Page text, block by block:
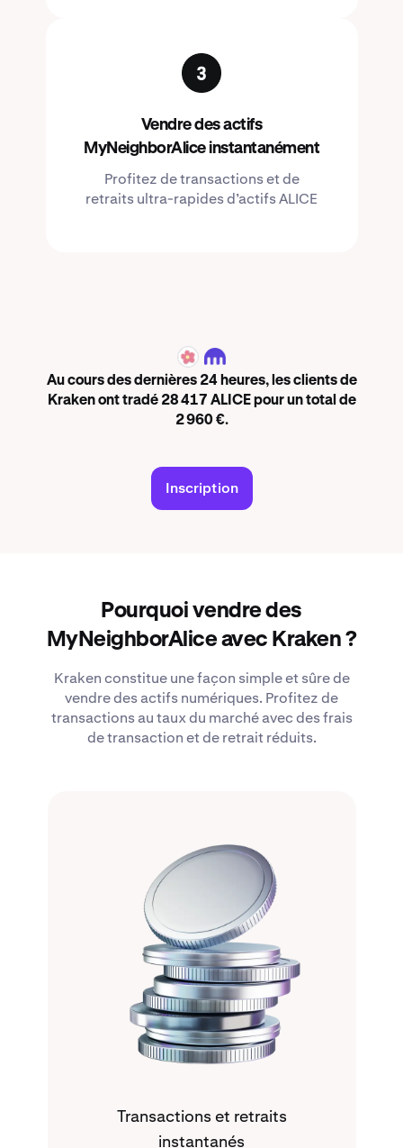
Vendre des actifs
MyNeighborAlice instantanément
Profitez de transactions et de
retraits ultra-rapides d’actifs ALICE
ALICE
Au cours des dernières 24 heures, les clients de
Kraken ont tradé 28 417 ALICE pour un total de
2 960 €.
Inscription
Pourquoi vendre des
MyNeighborAlice avec Kraken ?
Kraken constitue une façon simple et sûre de
vendre des actifs numériques. Profitez de
transactions au taux du marché avec des frais
de transaction et de retrait réduits.
Transactions et retraits
instantanés